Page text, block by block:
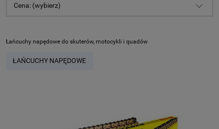
Cena: (wybierz)
Łańcuchy napędowe do skuterów, motocykli i quadów
ŁAŃCUCHY NAPĘDOWE